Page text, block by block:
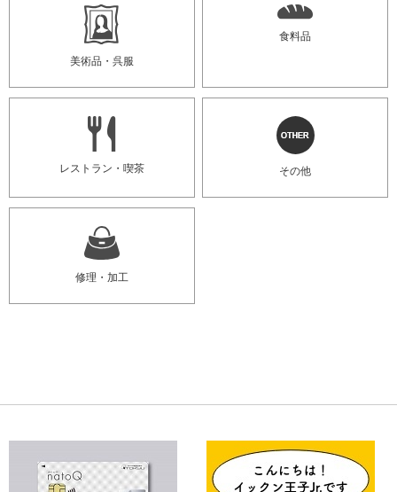
美術品・呉服
食料品
レストラン・喫茶 その他
修理・加工